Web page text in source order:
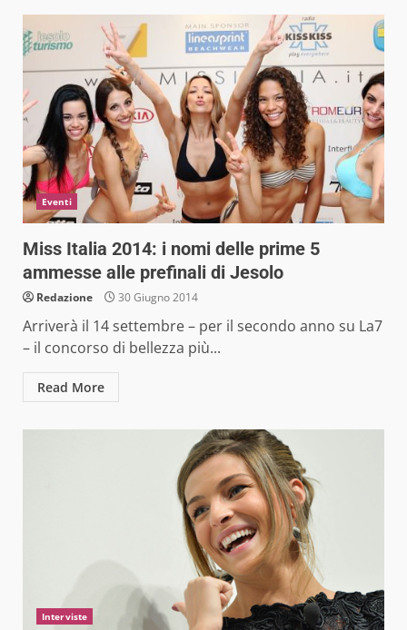
Eventi
Miss Italia 2014: i nomi delle prime 5
ammesse alle prefinali di Jesolo
Redazione 30 Giugno 2014
Arriverà il 14 settembre – per il secondo anno su La7
– il concorso di bellezza più...
Read More
Interviste